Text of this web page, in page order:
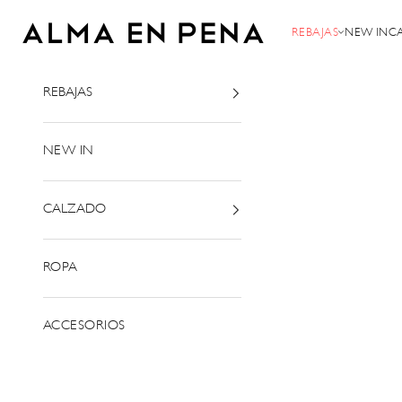
Alma en Pena
REBAJAS NEW IN
REBAJAS
NEW IN
CALZADO
ROPA
ACCESORIOS